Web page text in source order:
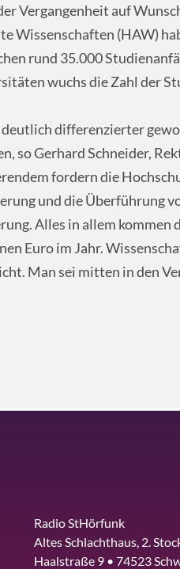
Vergangenheit auf
Wissenschaften (HAW)
rund 35.000
wuchs die Zahl der
differenzierter
so Gerhard Schneider,
fordern die
und die Überführung
Alles in allem kommen
Euro im Jahr.
Man sei mitten in den
Radio StHörfunk
Altes Schlachthaus, 2.
Haalstraße 9 • 74523